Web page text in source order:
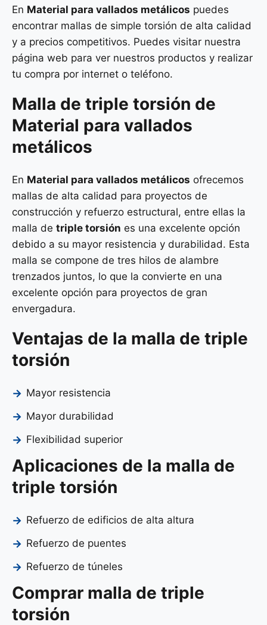
En Material para vallados metálicos puedes
encontrar mallas de simple torsión de alta calidad
y a precios competitivos. Puedes visitar nuestra
página web para ver nuestros productos y realizar
tu compra por internet o teléfono.
Malla de triple torsión de
Material para vallados
metálicos
En Material para vallados metálicos ofrecemos
mallas de alta calidad para proyectos de
construcción y refuerzo estructural, entre ellas la
malla de triple torsión es una excelente opción
debido a su mayor resistencia y durabilidad. Esta
malla se compone de tres hilos de alambre
trenzados juntos, lo que la convierte en una
excelente opción para proyectos de gran
envergadura.
Ventajas de la malla de triple
torsión
Mayor resistencia
Mayor durabilidad
Flexibilidad superior
Aplicaciones de la malla de
triple torsión
Refuerzo de edificios de alta altura
Refuerzo de puentes
Refuerzo de túneles
Comprar malla de triple
torsión